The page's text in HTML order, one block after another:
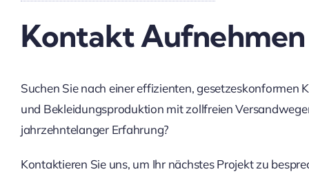
Kontakt Aufnehmen
Suchen Sie nach einer effizienten, gesetzeskonformen
und Bekleidungsproduktion mit zollfreien
jahrzehntelanger Erfahrung?
Kontaktieren Sie uns, um Ihr nächstes Projekt zu